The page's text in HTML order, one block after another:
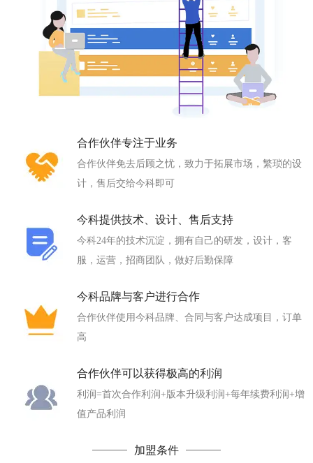
合作伙伴专注于业务
合作伙伴免去后顾之忧，致力于拓展市场，繁琐的设
计，售后交给今科即可
今科提供技术、设计、售后支持
今科24年的技术沉淀，拥有自己的研发，设计，客
服，运营，招商团队，做好后勤保障
今科品牌与客户进行合作
合作伙伴使用今科品牌、合同与客户达成项目，订单
高
合作伙伴可以获得极高的利润
利润=首次合作利润+版本升级利润+每年续费利润+增
值产品利润
加盟条件